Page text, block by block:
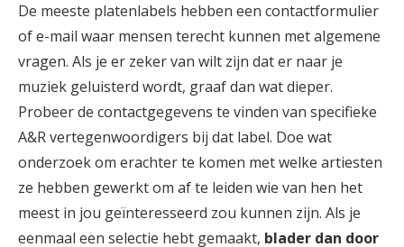
De meeste platenlabels hebben een contactformulier
of e-mail waar mensen terecht kunnen met algemene
vragen. Als je er zeker van wilt zijn dat er naar je
muziek geluisterd wordt, graaf dan wat dieper.
Probeer de contactgegevens te vinden van specifieke
A&R vertegenwoordigers bij dat label. Doe wat
onderzoek om erachter te komen met welke artiesten
ze hebben gewerkt om af te leiden wie van hen het
meest in jou geïnteresseerd zou kunnen zijn. Als je
eenmaal een selectie hebt gemaakt, blader dan door